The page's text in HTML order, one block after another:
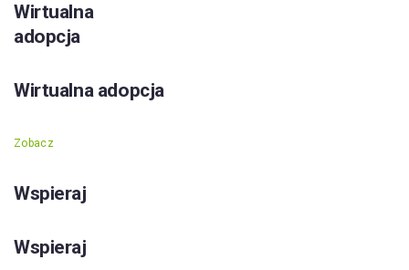
Wirtualna
adopcja
Wirtualna adopcja
Zobacz
Wspieraj
Wspieraj